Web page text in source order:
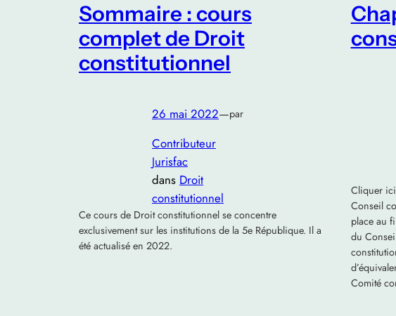
Sommaire : cours
complet de Droit
constitutionnel
26 mai 2022—par
Contributeur
Jurisfac
dans Droit
constitutionnel
Ce cours de Droit constitutionnel se concentre
exclusivement sur les institutions de la 5e République. Il a
été actualisé en 2022.
Cliquer
Conseil
place au
du
Comité